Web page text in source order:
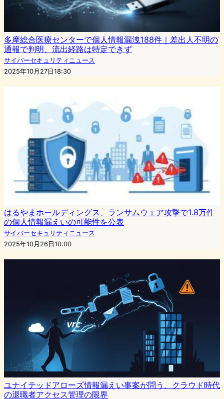
多摩総合医療センターで個人情報漏洩188件｜差出人不明の
通報で判明、流出経路は特定できず
サイバーセキュリティニュース
2025年10月27日18:30
はるやまホールディングス、ランサムウェア攻撃で1.8万件
の個人情報漏えいの可能性を公表
サイバーセキュリティニュース
2025年10月26日10:00
ユナイテッドアローズ情報漏えい事案が問う、クラウド時代
の退職者アクセス管理の限界